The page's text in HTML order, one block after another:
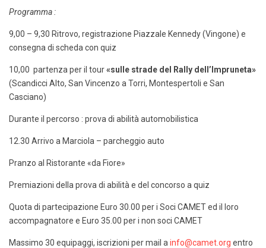
Programma :
9,00 – 9,30 Ritrovo, registrazione Piazzale Kennedy (Vingone) e
consegna di scheda con quiz
10,00 partenza per il tour«sulle strade del Rally dell’Impruneta»
(Scandicci Alto, San Vincenzo a Torri, Montespertoli e San
Casciano)
Durante il percorso : prova di abilità automobilistica
12.30 Arrivo a Marciola – parcheggio auto
Pranzo al Ristorante «da Fiore»
Premiazioni della prova di abilità e del concorso a quiz
Quota di partecipazione Euro 30.00 per i Soci CAMET ed il loro
accompagnatore e Euro 35.00 per i non soci CAMET
Massimo 30 equipaggi, iscrizioni per mail a info@camet.org entro